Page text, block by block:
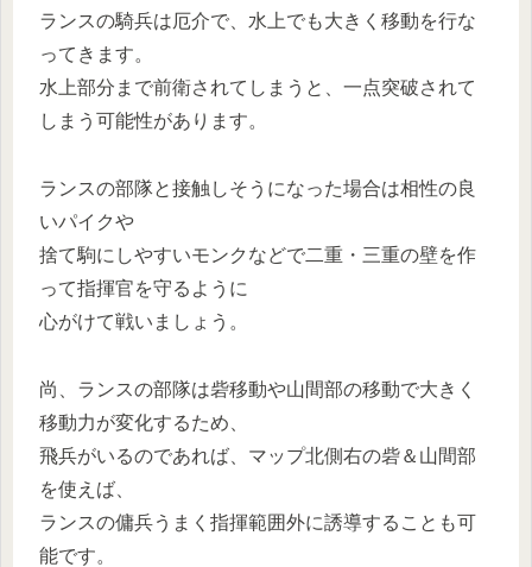
ランスの騎兵は厄介で、水上でも大きく移動を行な
ってきます。
水上部分まで前衛されてしまうと、一点突破されて
しまう可能性があります。
ランスの部隊と接触しそうになった場合は相性の良
いパイクや
捨て駒にしやすいモンクなどで二重・三重の壁を作
って指揮官を守るように
心がけて戦いましょう。
尚、ランスの部隊は砦移動や山間部の移動で大きく
移動力が変化するため、
飛兵がいるのであれば、マップ北側右の砦＆山間部
を使えば、
ランスの傭兵うまく指揮範囲外に誘導することも可
能です。